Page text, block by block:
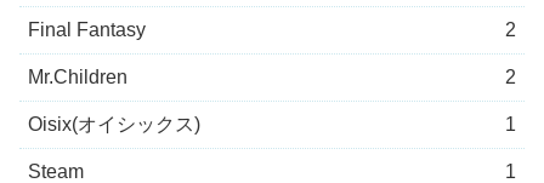
Final Fantasy 2
Mr.Children 2
Oisix(オイシックス) 1
Steam 1